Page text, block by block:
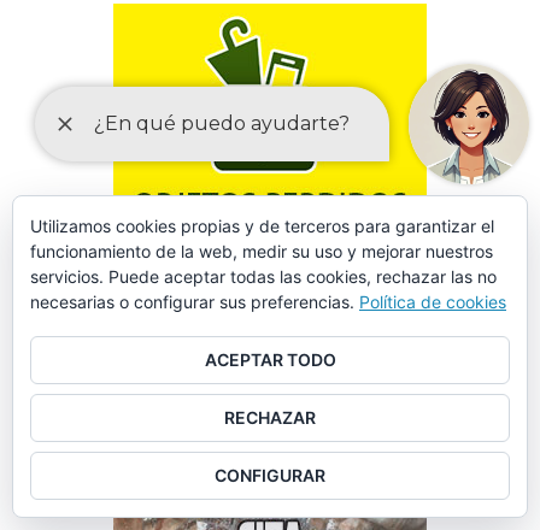
FORMULARIO DE SOLICITUD DE DATOS EN SINIESTROS
VIALES
Utilizamos cookies propias y de terceros para garantizar el
funcionamiento de la web, medir su uso y mejorar nuestros
servicios. Puede aceptar todas las cookies, rechazar las no
necesarias o configurar sus preferencias. Política de cookies
ACEPTAR TODO
RECHAZAR
CONFIGURAR